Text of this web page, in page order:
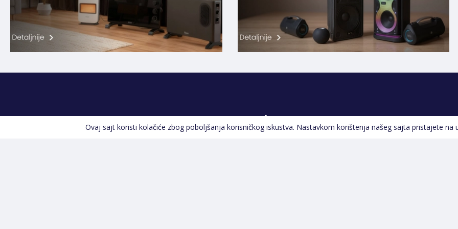
Pratite nas
Ovaj sajt koristi kolačiće zbog poboljšanja korisničkog iskustva. Nastavkom korištenja našeg sajta pristajete na